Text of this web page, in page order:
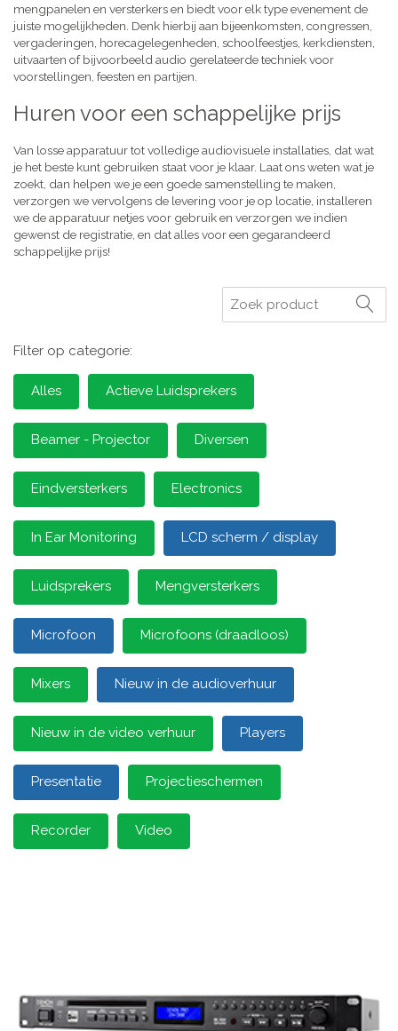
mengpanelen en versterkers en biedt voor elk type evenement de
juiste mogelijkheden. Denk hierbij aan bijeenkomsten, congressen,
vergaderingen, horecagelegenheden, schoolfeestjes, kerkdiensten,
uitvaarten of bijvoorbeeld audio gerelateerde techniek voor
voorstellingen, feesten en partijen.
Huren voor een schappelijke prijs
Van losse apparatuur tot volledige audiovisuele installaties, dat wat
je het beste kunt gebruiken staat voor je klaar. Laat ons weten wat je
zoekt, dan helpen we je een goede samenstelling te maken,
verzorgen we vervolgens de levering voor je op locatie, installeren
we de apparatuur netjes voor gebruik en verzorgen we indien
gewenst de registratie, en dat alles voor een gegarandeerd
schappelijke prijs!
Zoeken
Filter op categorie:
Alles Actieve Luidsprekers
Beamer - Projector Diversen
Eindversterkers Electronics
In Ear Monitoring LCD scherm / display
Luidsprekers Mengversterkers
Microfoon Microfoons (draadloos)
Mixers Nieuw in de audioverhuur
Nieuw in de video verhuur Players
Presentatie Projectieschermen
Recorder Video